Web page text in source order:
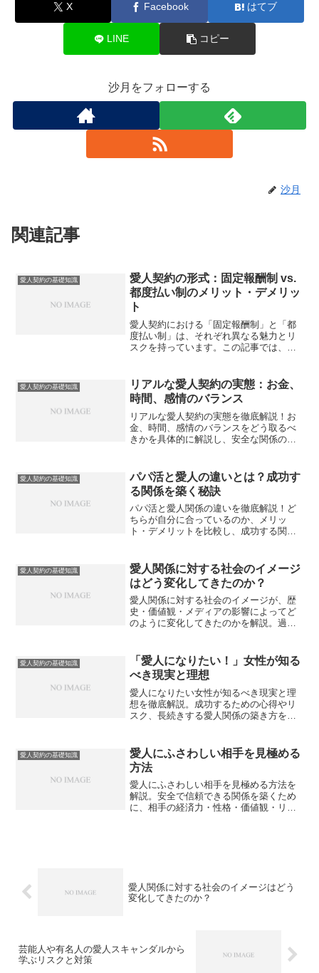
X Facebook はてブ
LINE コピー
沙月をフォローする
沙月
関連記事
愛人契約の基礎知識
愛人契約の形式：固定報酬制 vs.
都度払い制のメリット・デメリッ
ト
愛人契約における「固定報酬制」と「都
度払い制」は、それぞれ異なる魅力とリ
スクを持っています。この記事では、双
極めるためのポイントを解説します。
愛人契約の基礎知識
リアルな愛人契約の実態：お金、
時間、感情のバランス
リアルな愛人契約の実態を徹底解説！お
金、時間、感情のバランスをどう取るべ
きかを具体的に解説し、安全な関係の築
愛人契約の基礎知識
パパ活と愛人の違いとは？成功す
る関係を築く秘訣
パパ活と愛人関係の違いを徹底解説！ど
ちらが自分に合っているのか、メリッ
ト・デメリットを比較し、成功する関係
愛人契約の基礎知識
愛人関係に対する社会のイメージ
はどう変化してきたのか？
愛人関係に対する社会のイメージが、歴
史・価値観・メディアの影響によってど
のように変化してきたのかを解説。過去
愛人契約の基礎知識
「愛人になりたい！」女性が知る
べき現実と理想
愛人になりたい女性が知るべき現実と理
想を徹底解説。成功するための心得やリ
スク、長続きする愛人関係の築き方を詳
愛人契約の基礎知識
愛人にふさわしい相手を見極める
方法
愛人にふさわしい相手を見極める方法を
解説。安全で信頼できる関係を築くため
に、相手の経済力・性格・価値観・リス
愛人関係に対する社会のイメージはどう
変化してきたのか？
芸能人や有名人の愛人スキャンダルから
学ぶリスクと対策